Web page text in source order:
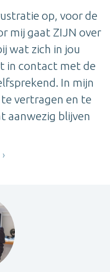
op, voor de
mij gaat ZIJN over
wat zich in jou
in contact met de
In mijn
vertragen en te
aanwezig blijven